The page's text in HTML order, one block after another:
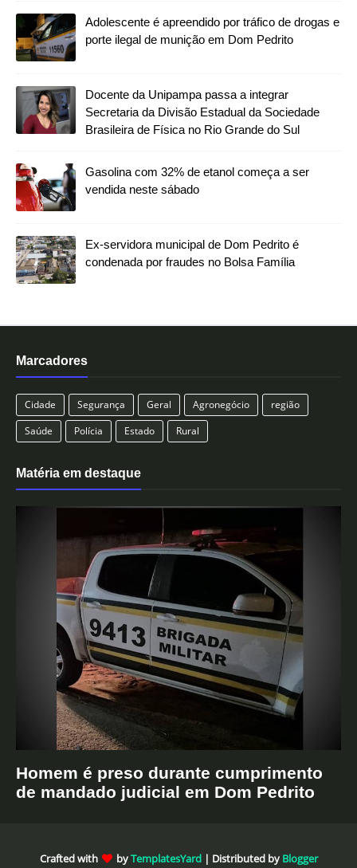
Adolescente é apreendido por tráfico de drogas e
porte ilegal de munição em Dom Pedrito
Docente da Unipampa passa a integrar
Secretaria da Divisão Estadual da Sociedade
Brasileira de Física no Rio Grande do Sul
Gasolina com 32% de etanol começa a ser
vendida neste sábado
Ex-servidora municipal de Dom Pedrito é
condenada por fraudes no Bolsa Família
Marcadores
Cidade Segurança Geral Agronegócio
região
Saúde
Polícia Estado Rural
Matéria em destaque
Homem é preso durante cumprimento
de mandado judicial em Dom Pedrito
Crafted with byTemplatesYard| Distributed by Blogger